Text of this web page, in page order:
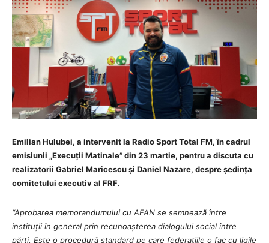
Emilian Hulubei, a intervenit la Radio Sport Total FM, în cadrul
emisiunii „Execuții Matinale” din 23 martie, pentru a discuta cu
realizatorii Gabriel Maricescu și Daniel Nazare, despre ședința
comitetului executiv al FRF.
“Aprobarea memorandumului cu AFAN se semnează între
instituții în general prin recunoașterea dialogului social între
părți. Este o procedură standard pe care federațiile o fac cu ligile